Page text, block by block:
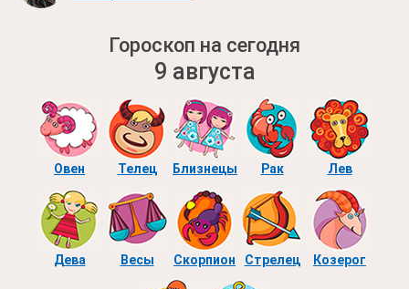
Гороскоп на сегодня
9 августа
Овен Телец Близнецы Рак Лев
Дева Весы Скорпион Стрелец Козерог